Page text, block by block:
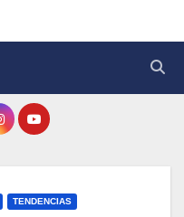
TENDENCIAS